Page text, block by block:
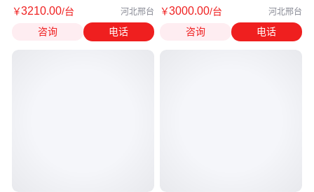
￥3210.00/台 河北邢台
咨询 电话
￥3000.00/台 河北邢台
咨询 电话